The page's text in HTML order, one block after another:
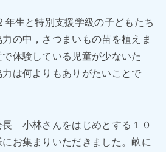
生と特別支援学級の子どもたち
の中，さつまいもの苗を植えま
体験している児童が少ないた
は何よりもありがたいことで
小林さんをはじめとする１０
お集まりいただきました。畝に